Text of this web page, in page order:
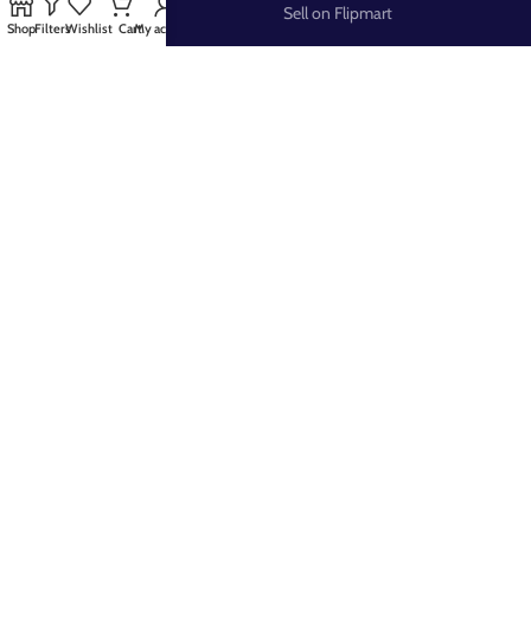
FB Group
Sell on Flipmart
ShopFiltersWishlist CartMy account